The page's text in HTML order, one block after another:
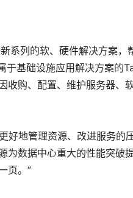
系列的软、硬件解决方案，
于基础设施应用解决方案的
收购、配置、维护服务器、
地管理资源、改进服务的
为数据中心重大的性能突破
页。”